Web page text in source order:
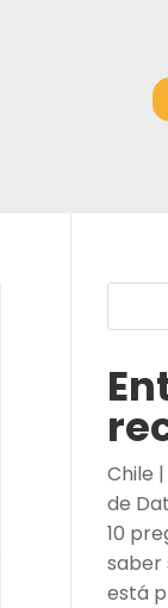
Chile
de
10
saber
está